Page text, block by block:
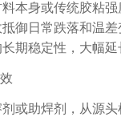
本身或传统胶粘
御日常跌落和温
期稳定性，大幅延
或助焊剂，从源